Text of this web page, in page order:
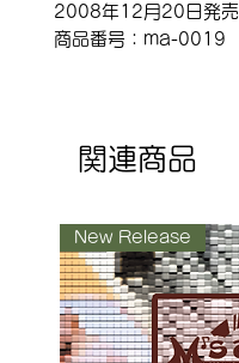
2008年12月20日発売
商品番号：ma-0019
関連商品
New Release